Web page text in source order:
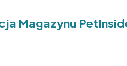
Magazynu